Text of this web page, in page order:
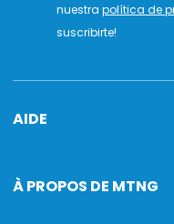
nuestra política de
suscribirte!
AIDE
À PROPOS DE MTNG